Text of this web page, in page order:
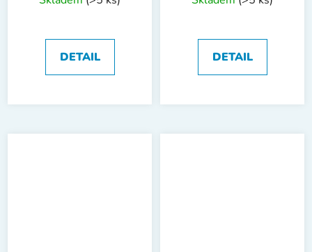
tvar T plastový
DETAIL
tvar L plastový
DETAIL